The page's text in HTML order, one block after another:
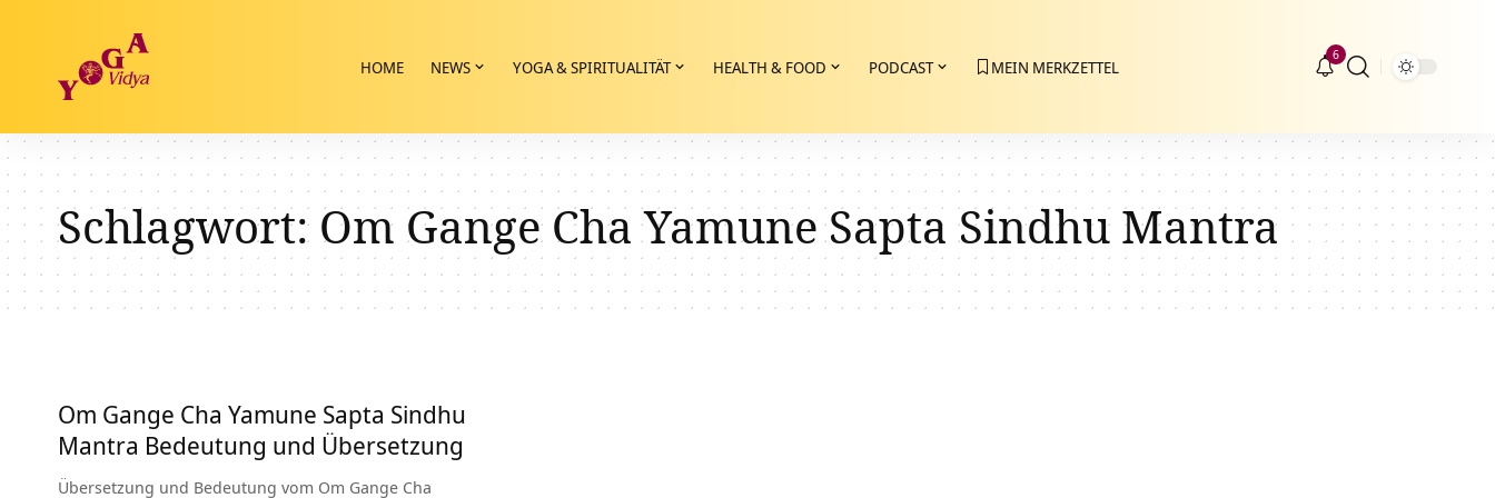
HOME NEWS YOGA & SPIRITUALITÄT HEALTH & FOOD PODCAST MEIN MERKZETTEL
6
Schlagwort: Om Gange Cha Yamune Sapta Sindhu Mantra
Om Gange Cha Yamune Sapta Sindhu
Mantra Bedeutung und Übersetzung
Übersetzung und Bedeutung vom Om Gange Cha